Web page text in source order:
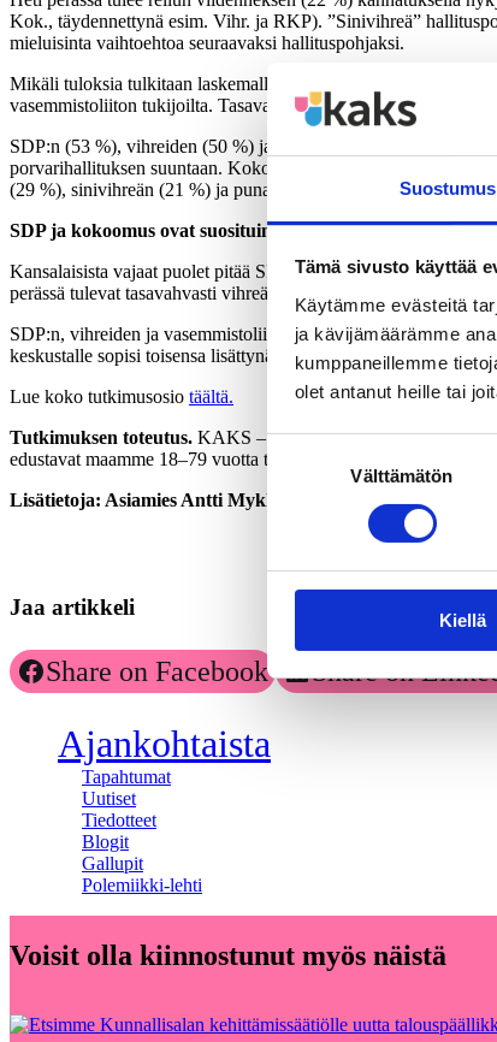
Suostumus
Tämä sivusto käyttää
Käytämme evästeitä
ja kävijämäärämme
kumppaneillemme
olet antanut heille tai
Välttämätön
Kiellä
Kok., täydennettynä esim. Vihr. ja RKP). ”Sinivihreä”
mieluisinta vaihtoehtoa seuraavaksi hallituspohjaksi.
Mikäli tuloksia tulkitaan laskemalla yhteen paras ja toiseksi
vasemmistoliiton tukijoilta. Tasavahvoina perässä tulevat ns.
SDP:n (53 %), vihreiden (50 %) ja vasemmistoliiton (74 %)
porvarihallituksen suuntaan. Kokoomuksen tukijoiden
(29 %), sinivihreän (21 %) ja punavihreän (20 %) hallituspohjan
SDP ja kokoomus ovat suosituimmat puolueet maan
Kansalaisista vajaat puolet pitää SDP:n (46 %) ja
perässä tulevat tasavahvasti vihreät (29 %), vasemmistoliitto (28
SDP:n, vihreiden ja vasemmistoliiton tukijat toivoivat pitkälle
keskustalle sopisi toisensa lisättynä SDP:llä ja RKP:llä.
Lue koko tutkimusosio täältä.
Tutkimuksen toteutus. KAKS – Kunnallisalan
edustavat maamme 18–79 vuotta täyttänyttä väestöä
Lisätietoja: Asiamies Antti Mykkänen, 0400-570087.
Jaa artikkeli
Share on Facebook Share on
Ajankohtaista
Tapahtumat
Uutiset
Tiedotteet
Blogit
Gallupit
Polemiikki-lehti
Voisit olla kiinnostunut myös näistä